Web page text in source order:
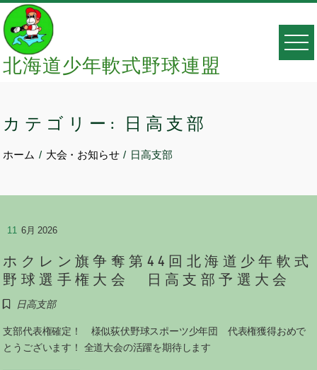
Skip
to
content
北海道少年軟式野球連盟
カテゴリー: 日高支部
ホーム 大会・お知らせ 日高支部
11 6月 2026
ホクレン旗争奪第44回北海道少年軟式
野球選手権大会 日高支部予選大会
日高支部
支部代表権確定！ 様似荻伏野球スポーツ少年団 代表権獲得おめで
とうございます！ 全道大会の活躍を期待します